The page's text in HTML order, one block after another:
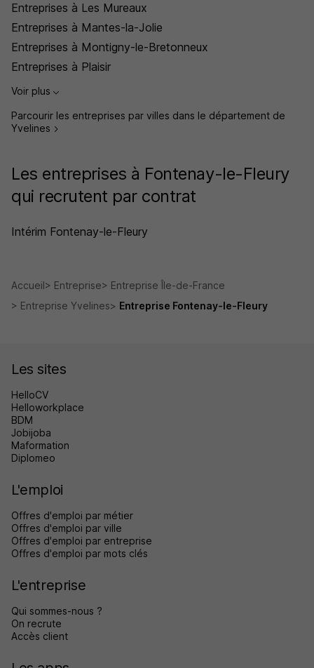
Entreprises à Les Mureaux
Entreprises à Mantes-la-Jolie
Entreprises à Montigny-le-Bretonneux
Entreprises à Plaisir
Voir plus
Parcourir les entreprises par villes dans le département de
Yvelines
Les entreprises à Fontenay-le-Fleury
qui recrutent par contrat
Intérim Fontenay-le-Fleury
Accueil Entreprise
Entreprise Île-de-France
Entreprise Yvelines
Entreprise Fontenay-le-Fleury
Les sites
HelloCV
Helloworkplace
BDM
Jobijoba
Maformation
Diplomeo
L'emploi
Offres d'emploi par métier
Offres d'emploi par ville
Offres d'emploi par entreprise
Offres d'emploi par mots clés
L'entreprise
Qui sommes-nous ?
On recrute
Accès client